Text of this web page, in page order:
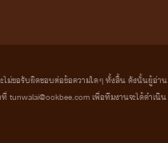
ไม่ขอรับผิดชอบต่อข้อความใดๆ ทั้งสิ้น ดังนั้นผู้อ่าน
เพื่อทีมงานจะได้ดำเนิน